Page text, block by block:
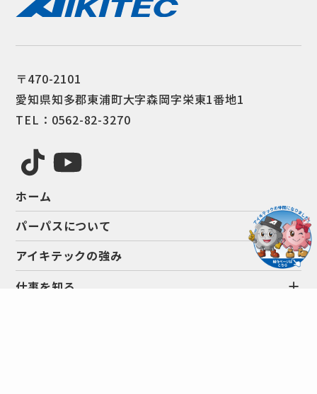
〒470-2101
愛知県知多郡東浦町大字森岡字栄東1番地1
TEL：0562-82-3270
ホーム
パーパスについて
アイキテックの強み
仕事を知る